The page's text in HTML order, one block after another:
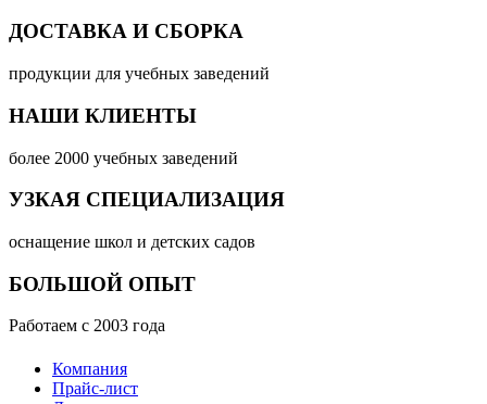
ДОСТАВКА И СБОРКА
продукции для учебных заведений
НАШИ КЛИЕНТЫ
более 2000 учебных заведений
УЗКАЯ СПЕЦИАЛИЗАЦИЯ
оснащение школ и детских садов
БОЛЬШОЙ ОПЫТ
Работаем с 2003 года
Компания
Прайс-лист